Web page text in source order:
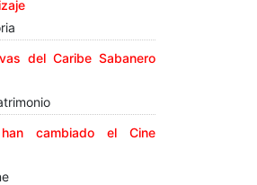
del Caribe Sabanero
cambiado el Cine